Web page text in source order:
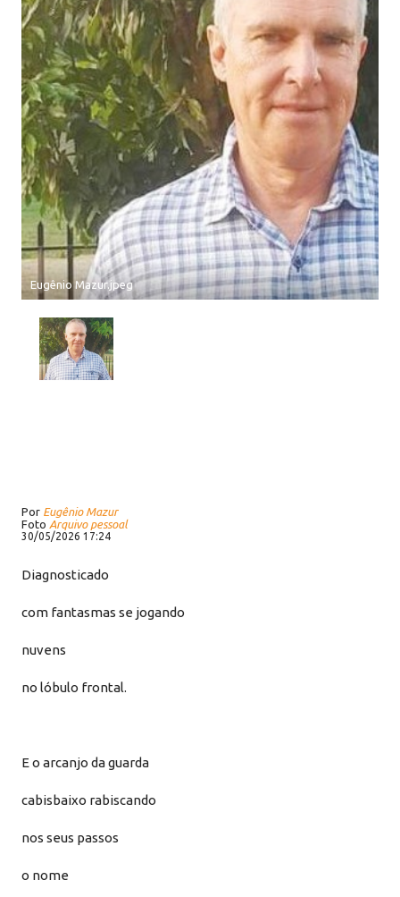
Eugênio Mazur.jpeg
Por Eugênio Mazur
Foto Arquivo pessoal
30/05/2026 17:24
Diagnosticado
com fantasmas se jogando
nuvens
no lóbulo frontal.
E o arcanjo da guarda
cabisbaixo rabiscando
nos seus passos
o nome